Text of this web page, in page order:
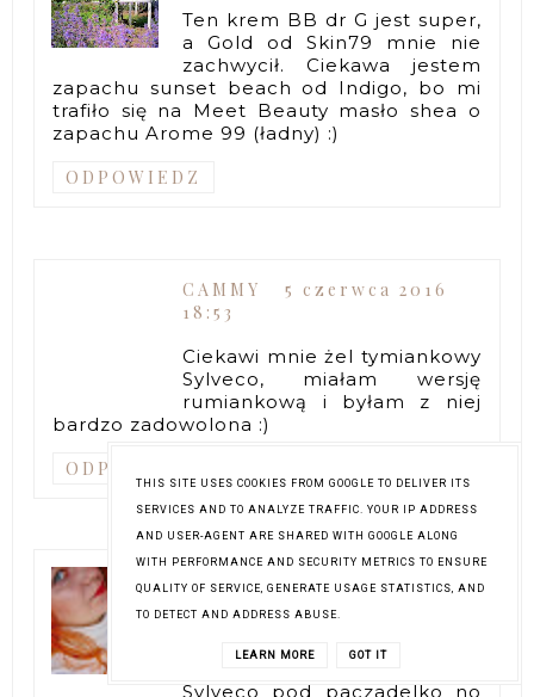
Ten krem BB dr G jest super,
a Gold od Skin79 mnie nie
zachwycił. Ciekawa jestem
zapachu sunset beach od Indigo, bo mi
trafiło się na Meet Beauty masło shea o
zapachu Arome 99 (ładny) :)
ODPOWIEDZ
CAMMY
5 czerwca 2016
18:53
Ciekawi mnie żel tymiankowy
Sylveco, miałam wersję
rumiankową i byłam z niej
bardzo zadowolona :)
ODPOWIEDZ
RUPIECIARNIA
2016 19:58
Sylveco pod paczadelko no
THIS SITE USES COOKIES FROM GOOGLE TO DELIVER ITS
SERVICES AND TO ANALYZE TRAFFIC. YOUR IP ADDRESS
AND USER-AGENT ARE SHARED WITH GOOGLE ALONG
WITH PERFORMANCE AND SECURITY METRICS TO ENSURE
QUALITY OF SERVICE, GENERATE USAGE STATISTICS, AND
TO DETECT AND ADDRESS ABUSE.
LEARN MORE GOT IT